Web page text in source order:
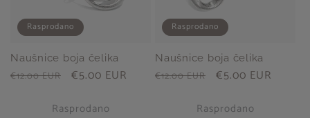
Rasprodano
Naušnice boja čelika
Redovna
€12.00 EUR
Prodajna
€5.00 EUR
Rasprodano
Rasprodano
Naušnice boja čelika
Redovna
€12.00 EUR
Prodajna
€5.00 EUR
Rasprodano